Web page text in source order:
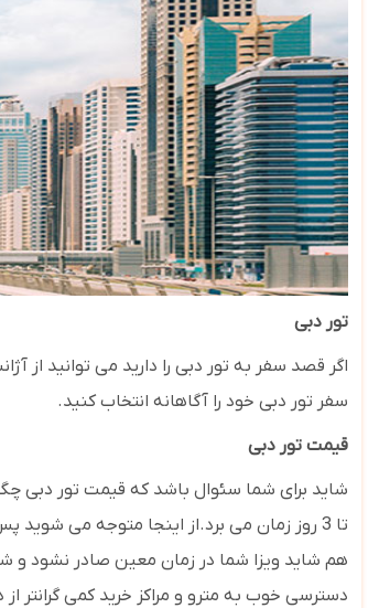
تور دبی
سفر تور دبی خود را آگاهانه انتخاب کنید.
قیمت تور دبی
تا 3 روز زمان می برد.از اینجا متوجه می
هم شاید ویزا شما در زمان معین صادر نشود و
دسترسی خوب به مترو و مراکز خرید کمی